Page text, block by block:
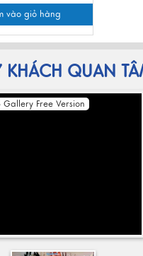
vào giỏ hàng
KHÁCH QUAN
Gallery Free Version